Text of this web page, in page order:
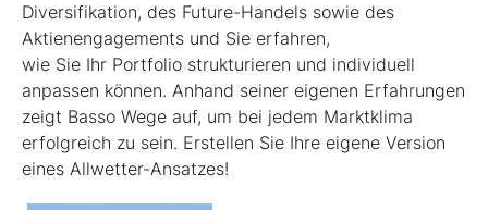
Diversifikation, des Future-Handels sowie des
Aktienengagements und Sie erfahren,
wie Sie Ihr Portfolio strukturieren und individuell
anpassen können. Anhand seiner eigenen Erfahrungen
zeigt Basso Wege auf, um bei jedem Marktklima
erfolgreich zu sein. Erstellen Sie Ihre eigene Version
eines Allwetter-Ansatzes!